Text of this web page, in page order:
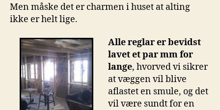
Men måske det er charmen i huset at alting
ikke er helt lige.
Alle reglar er bevidst
lavet et par mm for
lange, hvorved vi sikrer
at væggen vil blive
aflastet en smule, og det
vil være sundt for en